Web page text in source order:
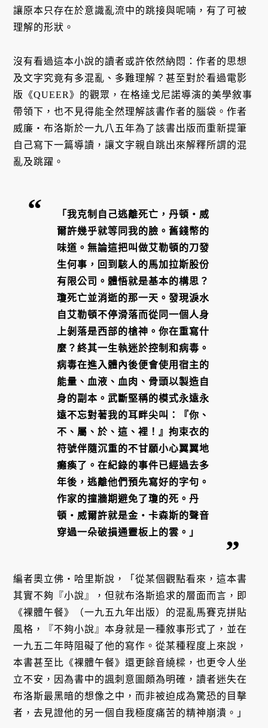
讓原本只存在於意識亂流中的跳接與呢喃，有了可被
理解的形狀。
沒有看過這本小說的讀者或許依然納悶：作者的思想
及文字究竟有多混亂、多難理解？甚至對於看過電影
版《QUEER》的觀眾，在格達戈尼諾導演的美學敘事
帶領下，也不見得能全然理解該書作者的腦袋。作者
威廉・布洛斯於一九八五年為了該書出版而重新提筆
自己寫下一篇導讀，讓文字親自跳出來解釋所謂的混
亂及跳躍。
「我克制自己逃離死亡，丹頓・威
爾許幾乎就等同我的臉。舊錢幣的
味道。無論這把叫做艾勒頓的刀發
生何事，回到駭人的馬加拉斯股份
有限公司。體悟就是基本的構思？
瓊死亡並消逝的那一天。發現淚水
自艾勒頓不停滑落而從同一個人身
上剝落是西部的槍神。你在重寫什
麼？終其一生執迷於控制和病毒。
病毒在進入體內後便會使用宿主的
能量、血液、血肉、骨頭以製造自
身的副本。武斷堅稱的模式永遠永
遠不忘對著我的耳畔尖叫：『你、
不、屬、於、這、裡！』拘束衣的
符號伴隨沉重的不甘願小心翼翼地
癱瘓了。在紀錄的事件已經過去多
年後，逃離他們預先寫好的字句。
作家的撞牆期避免了瓊的死。丹
頓・威爾許就是金・卡森斯的聲音
穿過一朵破損通靈板上的雲。」
編者奧立佛・哈里斯說，「從某個觀點看來，這本書
其實不夠『小說』，但就布洛斯追求的層面而言，即
《裸體午餐》（一九五九年出版）的混亂馬賽克拼貼
風格，『不夠小說』本身就是一種敘事形式了，並在
一九五二年時阻礙了他的寫作。從某種程度上來說，
本書甚至比《裸體午餐》還更餘音繞樑，也更令人坐
立不安，因為書中的諷刺意圖頗為明確，讀者迷失在
布洛斯最黑暗的想像之中，而非被迫成為驚恐的目擊
者，去見證他的另一個自我極度痛苦的精神崩潰。」